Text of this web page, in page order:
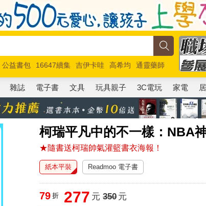
公益書包 16647續集 吉伊卡哇 高希均
通靈藥師
馬斯克 玩具總動員5 超慢跑
雜誌 電子書 文具 玩具親子 3C電玩 家電
柯瑞平凡中的不一樣：NBA
★隨書送柯瑞帥氣灌籃書衣海報！
紙本平裝 Readmoo 電子書
79 折 277 元 350元